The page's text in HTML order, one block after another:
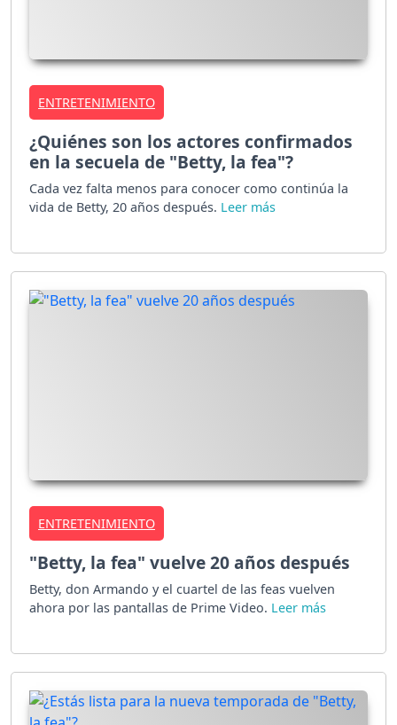
ENTRETENIMIENTO
¿Quiénes son los actores confirmados
en la secuela de "Betty, la fea"?
Cada vez falta menos para conocer como continúa la
vida de Betty, 20 años después.
ENTRETENIMIENTO
"Betty, la fea" vuelve 20 años después
Betty, don Armando y el cuartel de las feas vuelven
ahora por las pantallas de Prime Video.